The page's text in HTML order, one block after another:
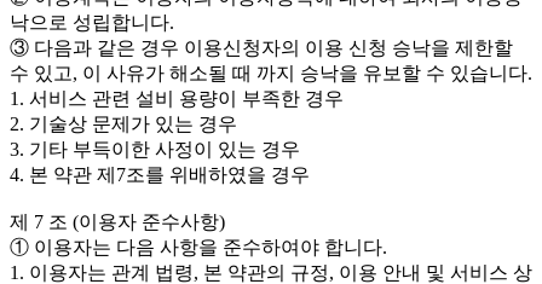
낙으로 성립합니다.
③ 다음과 같은 경우 이용신청자의 이용 신청 승낙을 제한할
수 있고, 이 사유가 해소될 때 까지 승낙을 유보할 수 있습니다.
1. 서비스 관련 설비 용량이 부족한 경우
2. 기술상 문제가 있는 경우
3. 기타 부득이한 사정이 있는 경우
4. 본 약관 제7조를 위배하였을 경우
제 7 조 (이용자 준수사항)
① 이용자는 다음 사항을 준수하여야 합니다.
1. 이용자는 관계 법령, 본 약관의 규정, 이용 안내 및 서비스 상